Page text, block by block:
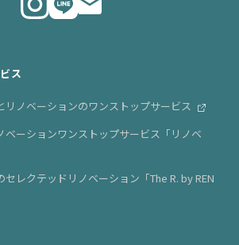
ス
リノベーションのワンストップサービス
ベーションワンストップサービス「リノベ
レクテッドリノベーション「The R. by REN